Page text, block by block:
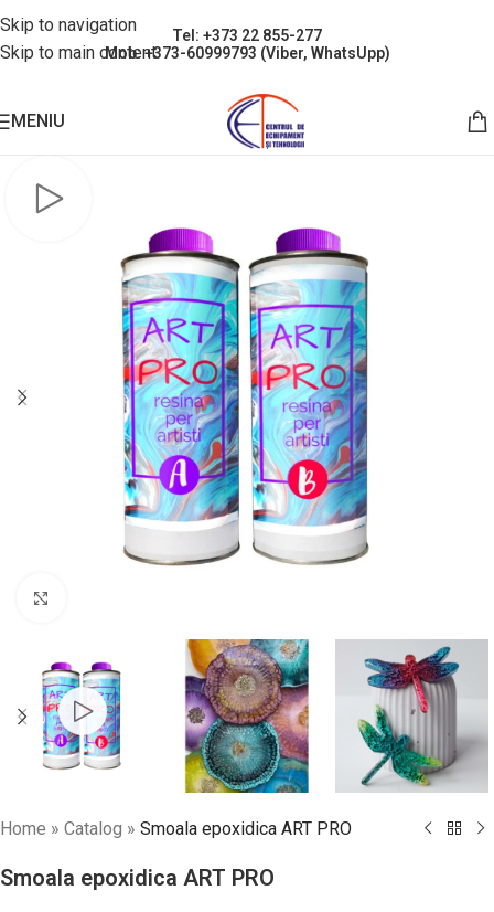
Skip to navigation
Skip to main content
Tel: +373 22 855-277
Mob: +373-60999793 (Viber, WhatsUpp)
MENIU
Home » Catalog » Smoala epoxidica ART PRO
Smoala epoxidica ART PRO